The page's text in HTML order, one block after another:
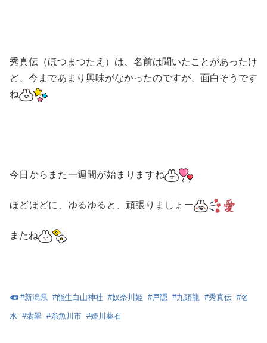
秀真伝（ほつまつたえ）は、名前は聞いたことがあったけ
ど、今まであまり興味がなかったのですが、面白そうです
ね
今日からまた一週間が始まりますね
ほどほどに、ゆるゆると、頑張りましょー
またね
#新潟県 #能生白山神社 #奴奈川姫 #戸隠 #九頭龍 #秀真伝 #名
水 #翡翠 #糸魚川市 #姫川薬石